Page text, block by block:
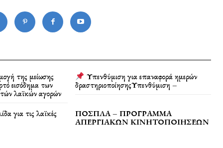
της μείωσης
εισόδημα των
λαϊκών αγορών
Υπενθύμιση για επαναφορά ημερών
δραστηριοποίησηςΥπενθύμιση –
για τις λαϊκές
ΠΟΣΠΛΑ – ΠΡΟΓΡΑΜΜΑ
ΑΠΕΡΓΙΑΚΩΝ ΚΙΝΗΤΟΠΟΙΗΣΕΩΝ